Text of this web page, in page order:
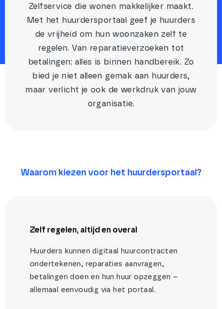
Zelfservice die wonen makkelijker maakt.
Met het huurdersportaal geef je huurders
de vrijheid om hun woonzaken zelf te
regelen. Van reparatieverzoeken tot
betalingen: alles is binnen handbereik. Zo
bied je niet alleen gemak aan huurders,
maar verlicht je ook de werkdruk van jouw
organisatie.
Waarom kiezen voor het huurdersportaal?
Zelf regelen, altijd en overal
Huurders kunnen digitaal huurcontracten
ondertekenen, reparaties aanvragen,
betalingen doen en hun huur opzeggen –
allemaal eenvoudig via het portaal.